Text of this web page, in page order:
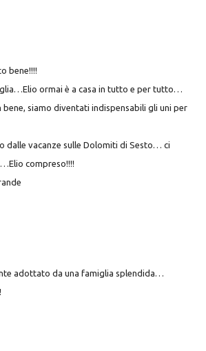
bene!!!!
ormai è a casa in tutto e per tutto…
bene, siamo diventati indispensabili gli uni per
dalle vacanze sulle Dolomiti di Sesto… ci
compreso!!!!
adottato da una famiglia splendida…